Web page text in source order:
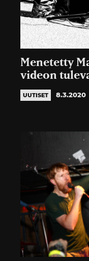
Menetetty
videon
UUTISET 8.3.2020